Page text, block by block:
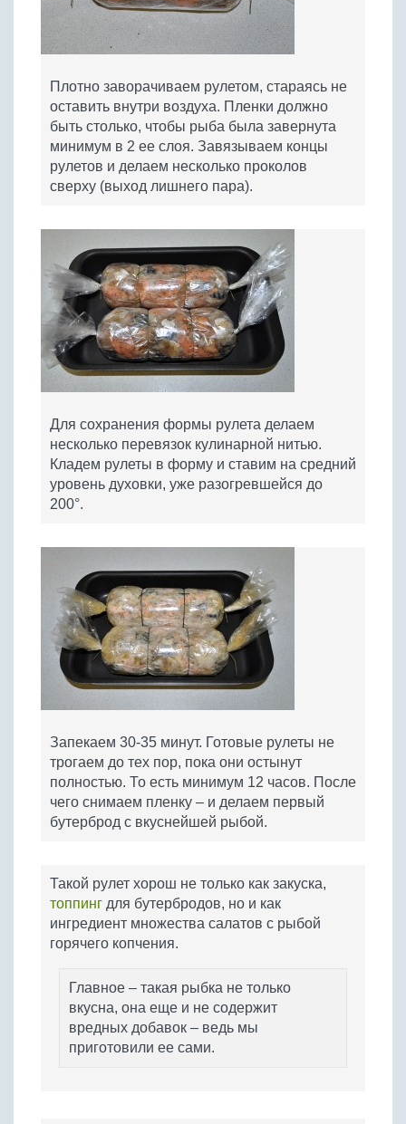
Плотно заворачиваем рулетом, стараясь не
оставить внутри воздуха. Пленки должно
быть столько, чтобы рыба была завернута
минимум в 2 ее слоя. Завязываем концы
рулетов и делаем несколько проколов
сверху (выход лишнего пара).
Для сохранения формы рулета делаем
несколько перевязок кулинарной нитью.
Кладем рулеты в форму и ставим на средний
уровень духовки, уже разогревшейся до
200°.
Запекаем 30-35 минут. Готовые рулеты не
трогаем до тех пор, пока они остынут
полностью. То есть минимум 12 часов. После
чего снимаем пленку – и делаем первый
бутерброд с вкуснейшей рыбой.
Такой рулет хорош не только как закуска,
топпинг для бутербродов, но и как
ингредиент множества салатов с рыбой
горячего копчения.
Главное – такая рыбка не только
вкусна, она еще и не содержит
вредных добавок – ведь мы
приготовили ее сами.